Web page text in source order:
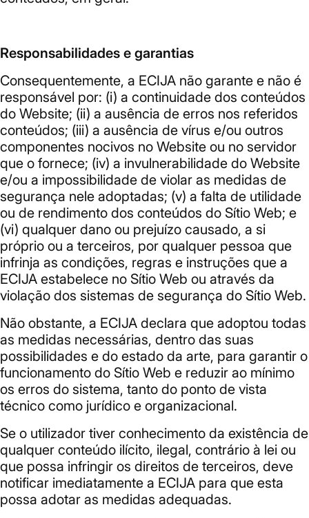
Responsabilidades e garantias
Consequentemente, a ECIJA não garante e não é
responsável por: (i) a continuidade dos conteúdos
do Website; (ii) a ausência de erros nos referidos
conteúdos; (iii) a ausência de vírus e/ou outros
componentes nocivos no Website ou no servidor
que o fornece; (iv) a invulnerabilidade do Website
e/ou a impossibilidade de violar as medidas de
segurança nele adoptadas; (v) a falta de utilidade
ou de rendimento dos conteúdos do Sítio Web; e
(vi) qualquer dano ou prejuízo causado, a si
próprio ou a terceiros, por qualquer pessoa que
infrinja as condições, regras e instruções que a
ECIJA estabelece no Sítio Web ou através da
violação dos sistemas de segurança do Sítio Web.
Não obstante, a ECIJA declara que adoptou todas
as medidas necessárias, dentro das suas
possibilidades e do estado da arte, para garantir o
funcionamento do Sítio Web e reduzir ao mínimo
os erros do sistema, tanto do ponto de vista
técnico como jurídico e organizacional.
Se o utilizador tiver conhecimento da existência de
qualquer conteúdo ilícito, ilegal, contrário à lei ou
que possa infringir os direitos de terceiros, deve
notificar imediatamente a ECIJA para que esta
possa adotar as medidas adequadas.